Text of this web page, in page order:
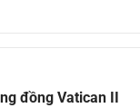
đồng Vatican II